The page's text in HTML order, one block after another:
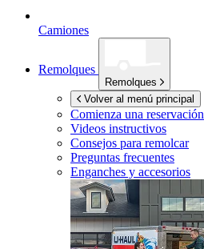
Camiones
Remolques
Remolques
Volver al menú principal
Comienza una reservación
Videos instructivos
Consejos para remolcar
Preguntas frecuentes
Enganches y accesorios